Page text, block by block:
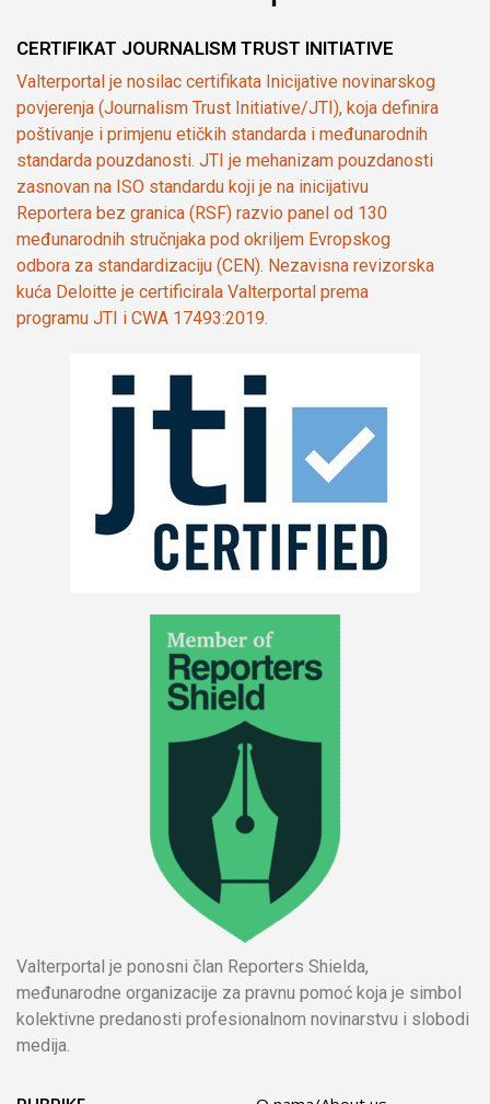
CERTIFIKAT JOURNALISM TRUST INITIATIVE
Valterportal je nosilac certifikata Inicijative novinarskog
povjerenja (Journalism Trust Initiative/JTI), koja definira
poštivanje i primjenu etičkih standarda i međunarodnih
standarda pouzdanosti. JTI je mehanizam pouzdanosti
zasnovan na ISO standardu koji je na inicijativu
Reportera bez granica (RSF) razvio panel od 130
međunarodnih stručnjaka pod okriljem Evropskog
odbora za standardizaciju (CEN). Nezavisna revizorska
kuća Deloitte je certificirala Valterportal prema
programu JTI i CWA 17493:2019.
Valterportal je ponosni član Reporters Shielda,
međunarodne organizacije za pravnu pomoć koja je simbol
kolektivne predanosti profesionalnom novinarstvu i slobodi
medija.